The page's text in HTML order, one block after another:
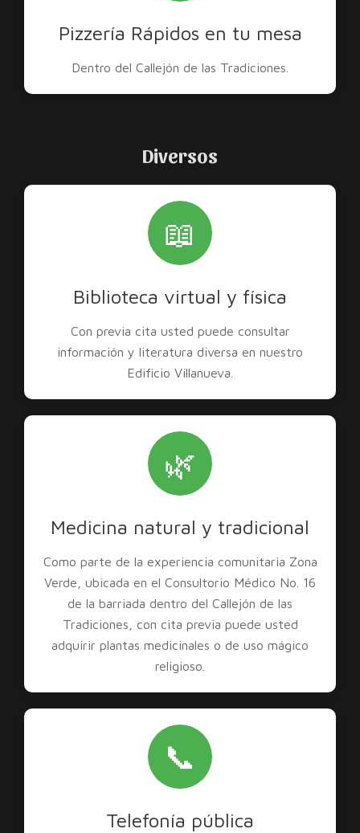
Pizzería Rápidos en tu mesa
Dentro del Callejón de las Tradiciones.
Diversos
📖
Biblioteca virtual y física
Con previa cita usted puede consultar
información y literatura diversa en nuestro
Edificio Villanueva.
🌿
Medicina natural y tradicional
Como parte de la experiencia comunitaria Zona
Verde, ubicada en el Consultorio Médico No. 16
de la barriada dentro del Callejón de las
Tradiciones, con cita previa puede usted
adquirir plantas medicinales o de uso mágico
religioso.
📞
Telefonía pública